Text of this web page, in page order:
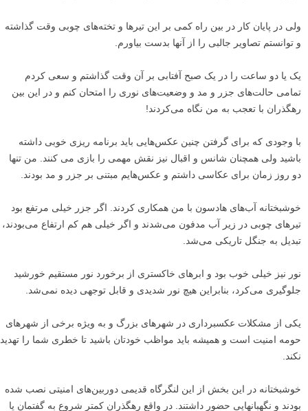
ولی در پایان کار در بین راه کمی بر این تیرها و تخته‌های چوبی وقت گذاشته
و توانستم تصاویر جالبی را از آنها بدست بیاورم.
یک یا دو ساعت را در یک صبح آفتابی بر آن وقت گذاشتم و سعی کردم
تمامی حالت‌های جزر و مد و وضعیت‌های نوری را امتحان کنم و در این بین
رهگذران با تعجب به من نگاه می‌کردند!
با وجودی که برای گرفتن چنین عکس‌هایی باید برنامه ریزی خوبی داشته
باشید ولی همچنان شانس و اقبال نیز نقش مهمی را بازی می کنند. من تنها
دو روز زمان برای عکاسی داشتم و عکس‌هایم مبتنی بر جزر و مد بودند.
خوشبختانه آب‌های هادسون با من همکاری کردند. اگر جزر خیلی مرتفع بود
تیرهای چوبی در زیر آب مدفون می‌شدند و اگر خیلی هم کم ارتفاع می‌بودند،
تبدیل به جنگل تاریکی می‌شد.
نور نیز خیلی خوب بود و ابرهای خاکستری از برخورد نور مستقیم خورشید
جلوگیری می‌کرد، بنابراین هیچ نور شدیدی و قابل توجهی دیده نمی‌شد.
یکی از مشکلات عکسبرداری در شهرهای بزرگ و به ویژه برخی از شهرهای
حومه امنیت است و همیشه باید مواظب خودتان باشید تا خطری شما را تهدید
نکند.
خوشبختانه در این بخش از این لنگرگاه قدیمی دوربین‌های امنیتی نصب شده
بودند و نگهبانهایی حضور داشتند. در واقع رهگذران کمتر شروع به گفتمان یا